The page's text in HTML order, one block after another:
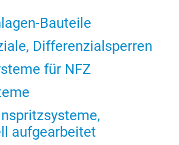
Bauteile
Differenzialsperren
für NFZ
aufgearbeitet